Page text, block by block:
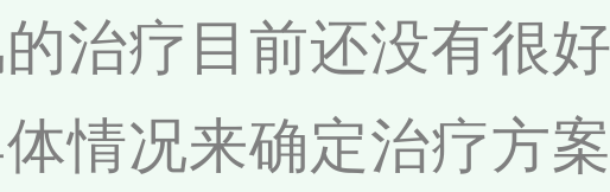
治疗目前还没有很
情况来确定治疗方